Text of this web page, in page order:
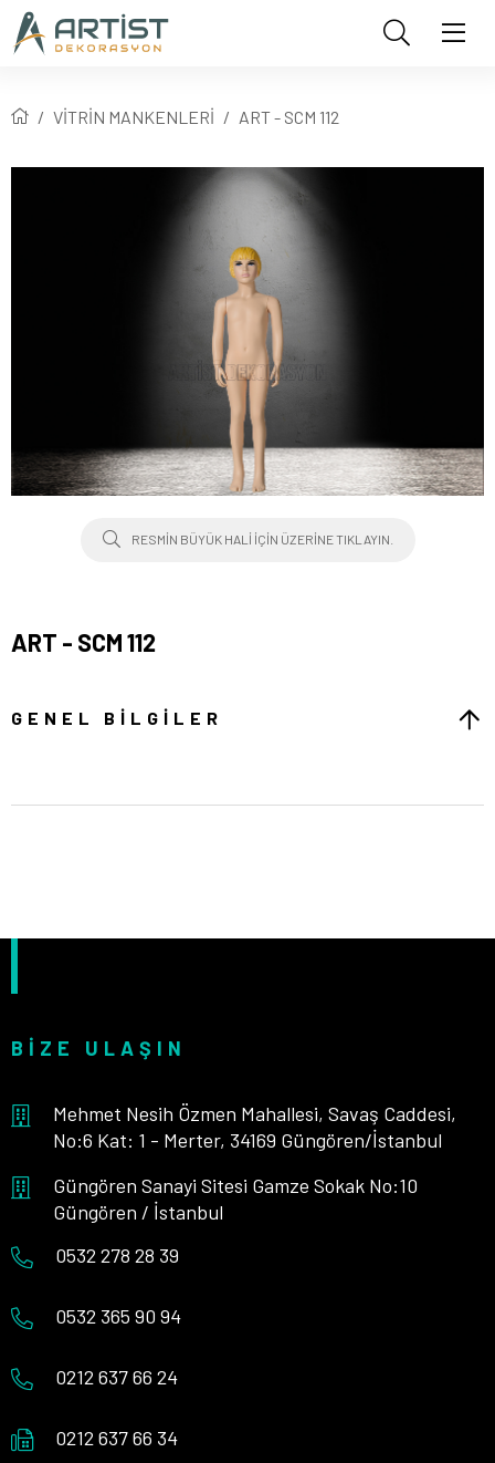
VİTRİN MANKENLERİ ART - SCM 112
RESMIN BÜYÜK HALI IÇIN ÜZERINE TIKLAYIN.
ART - SCM 112
GENEL BILGILER
BIZE ULAŞIN
Mehmet Nesih Özmen Mahallesi, Savaş Caddesi,
No:6 Kat: 1 - Merter, 34169 Güngören/İstanbul
Güngören Sanayi Sitesi Gamze Sokak No:10
Güngören / İstanbul
0532 278 28 39
0532 365 90 94
0212 637 66 24
0212 637 66 34